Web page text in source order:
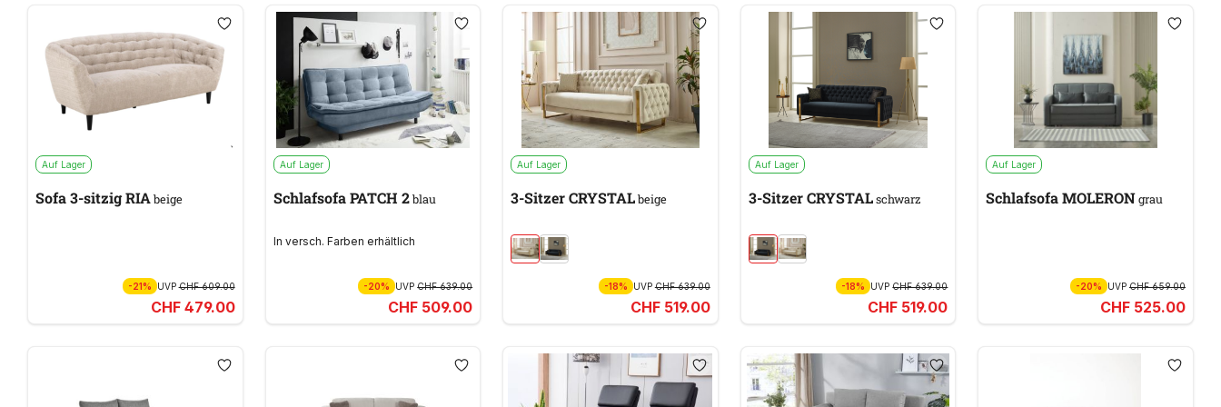
Auf Lager
Sofa 3-sitzig RIAbeige
-21% UVPCHF 609.00
CHF 479.00
Auf Lager
Schlafsofa PATCH 2blau
In versch. Farben erhältlich
-20% UVPCHF 639.00
CHF 509.00
Auf Lager
3-Sitzer CRYSTALbeige
-18% UVPCHF 639.00
CHF 519.00
Auf Lager
3-Sitzer CRYSTALschwarz
-18% UVPCHF 639.00
CHF 519.00
Auf Lager
Schlafsofa MOLERONgrau
-20% UVP CHF 659.00
CHF 525.00